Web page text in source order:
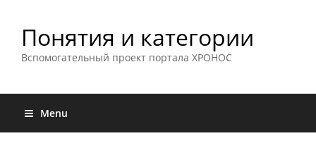
Понятия и категории
Вспомогательный проект портала ХРОНОС
Menu